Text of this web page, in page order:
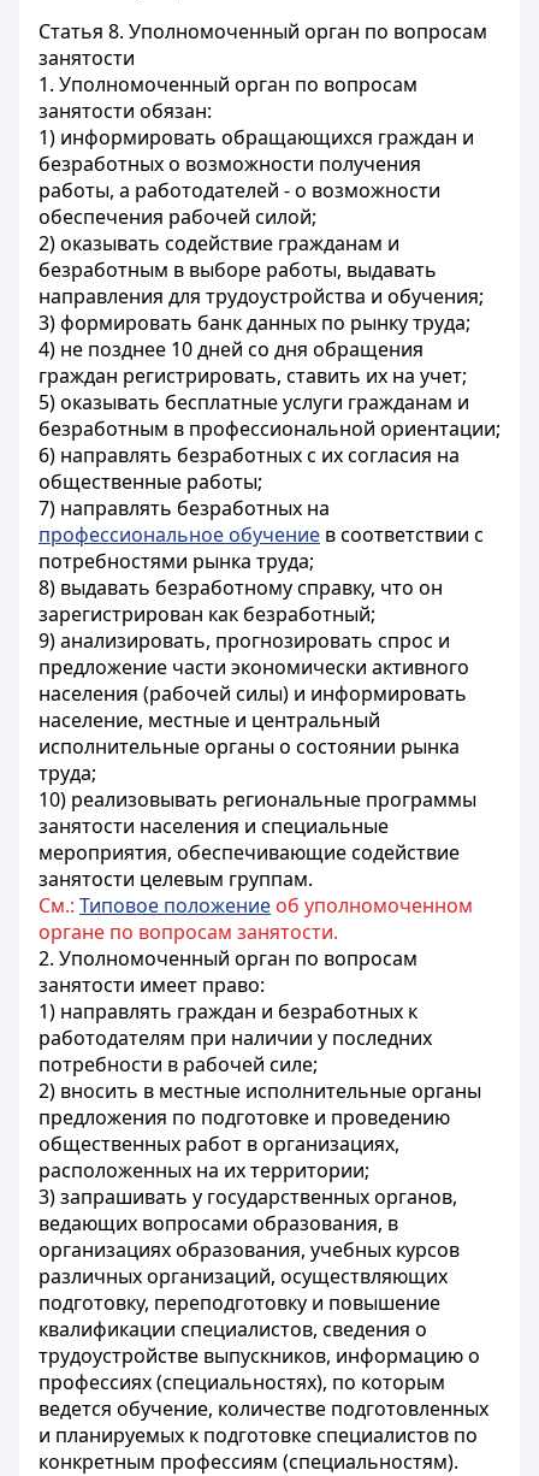
Статья 8. Уполномоченный орган по вопросам
занятости
1. Уполномоченный орган по вопросам
занятости обязан:
1) информировать обращающихся граждан и
безработных о возможности получения
работы, а работодателей - о возможности
обеспечения рабочей силой;
2) оказывать содействие гражданам и
безработным в выборе работы, выдавать
направления для трудоустройства и обучения;
3) формировать банк данных по рынку труда;
4) не позднее 10 дней со дня обращения
граждан регистрировать, ставить их на учет;
5) оказывать бесплатные услуги гражданам и
безработным в профессиональной ориентации;
6) направлять безработных с их согласия на
общественные работы;
7) направлять безработных на
профессиональное обучение в соответствии с
потребностями рынка труда;
8) выдавать безработному справку, что он
зарегистрирован как безработный;
9) анализировать, прогнозировать спрос и
предложение части экономически активного
населения (рабочей силы) и информировать
население, местные и центральный
исполнительные органы о состоянии рынка
труда;
10) реализовывать региональные программы
занятости населения и специальные
мероприятия, обеспечивающие содействие
занятости целевым группам.
См.: Типовое положение об уполномоченном
органе по вопросам занятости.
2. Уполномоченный орган по вопросам
занятости имеет право:
1) направлять граждан и безработных к
работодателям при наличии у последних
потребности в рабочей силе;
2) вносить в местные исполнительные органы
предложения по подготовке и проведению
общественных работ в организациях,
расположенных на их территории;
3) запрашивать у государственных органов,
ведающих вопросами образования, в
организациях образования, учебных курсов
различных организаций, осуществляющих
подготовку, переподготовку и повышение
квалификации специалистов, сведения о
трудоустройстве выпускников, информацию о
профессиях (специальностях), по которым
ведется обучение, количестве подготовленных
и планируемых к подготовке специалистов по
конкретным профессиям (специальностям).